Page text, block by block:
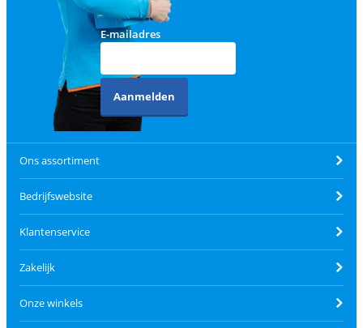
E-mailadres
Aanmelden
Ons assortiment
Bedrijfswebsite
Klantenservice
Zakelijk
Onze winkels